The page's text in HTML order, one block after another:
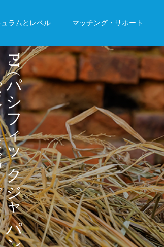
ラムとレベル マッチング・サポート
P
J
パ
シ
フ
ィ
ッ
ク
ジ
ャ
パ
ン